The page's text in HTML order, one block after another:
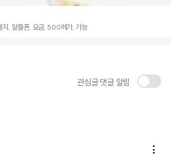
지, 알뜰폰, 요금, 500메가, 가능
관심글 댓글 알림
